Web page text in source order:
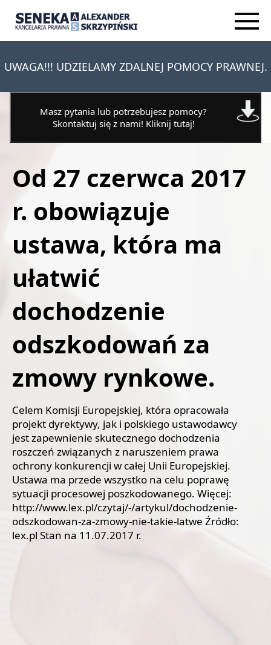
UWAGA!!! UDZIELAMY ZDALNEJ POMOCY PRAWNEJ.
Masz pytania lub potrzebujesz pomocy?
Skontaktuj się z nami! Kliknij tutaj!
Od 27 czerwca 2017
r. obowiązuje
ustawa, która ma
ułatwić
dochodzenie
odszkodowań za
zmowy rynkowe.
Celem Komisji Europejskiej, która opracowała
projekt dyrektywy, jak i polskiego ustawodawcy
jest zapewnienie skutecznego dochodzenia
roszczeń związanych z naruszeniem prawa
ochrony konkurencji w całej Unii Europejskiej.
Ustawa ma przede wszystko na celu poprawę
sytuacji procesowej poszkodowanego. Więcej:
http://www.lex.pl/czytaj/-/artykul/dochodzenie-
odszkodowan-za-zmowy-nie-takie-latwe Źródło:
lex.pl Stan na 11.07.2017 r.